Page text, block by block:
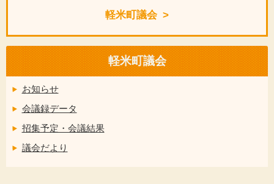
軽米町議会
軽米町議会
お知らせ
会議録データ
招集予定・会議結果
議会だより